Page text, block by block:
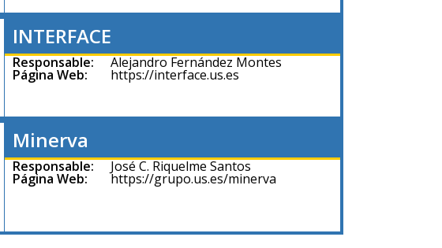
INTERFACE
Responsable: Alejandro Fernández Montes
Página Web: https://interface.us.es
Minerva
Responsable: José C. Riquelme Santos
Página Web: https://grupo.us.es/minerva